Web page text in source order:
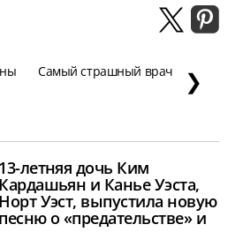
Самый страшный врач ❯
13-летняя дочь Ким
Кардашьян и Канье Уэста,
Норт Уэст, выпустила новую
песню о «предательстве» и